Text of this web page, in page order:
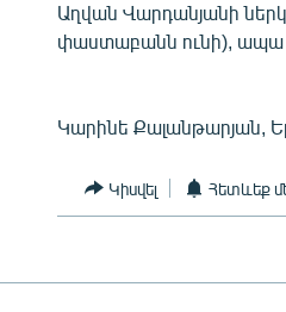
Աղվան Վարդանյանի
փաստաբանն ունի), ապա
Կարինե Քալանթարյան,
Կիսվել Հետևեք